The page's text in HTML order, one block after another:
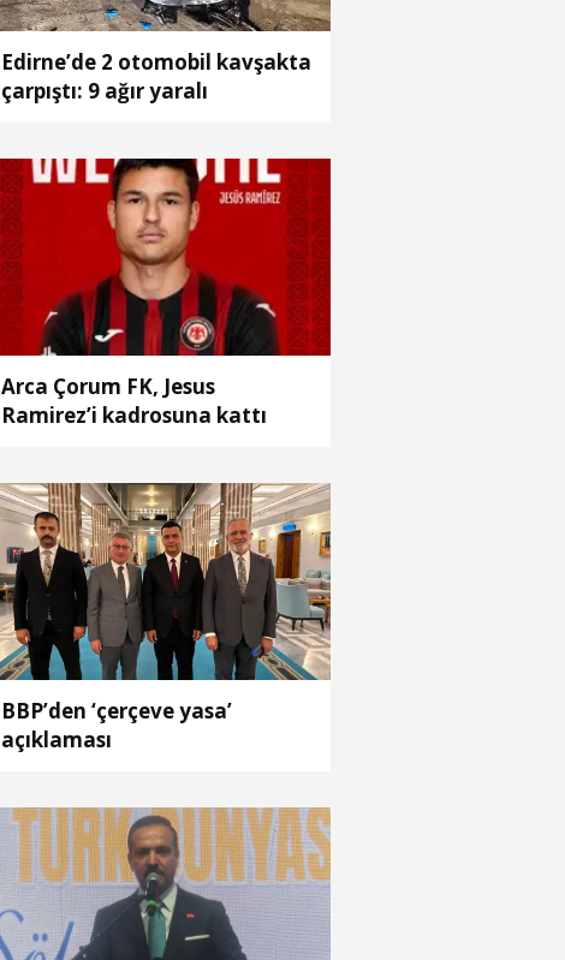
Edirne’de 2 otomobil kavşakta
çarpıştı: 9 ağır yaralı
Arca Çorum FK, Jesus
Ramirez’i kadrosuna kattı
BBP’den ‘çerçeve yasa’
açıklaması